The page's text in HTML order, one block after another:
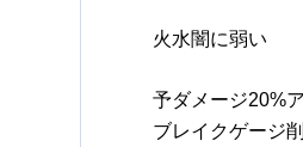
火水闇に弱い
予ダメージ20%
ブレイクゲージ